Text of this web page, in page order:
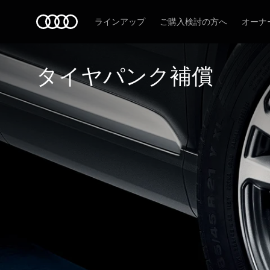
ラインアップ ご購入検討の方へ オーナ
タイヤパンク補償